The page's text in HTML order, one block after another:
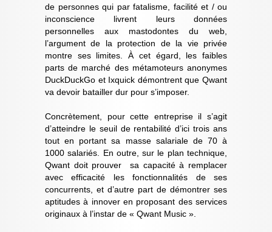
de personnes qui par fatalisme, facilité et / ou
inconscience livrent leurs données
personnelles aux mastodontes du web,
l’argument de la protection de la vie privée
montre ses limites. À cet égard, les faibles
parts de marché des métamoteurs anonymes
DuckDuckGo et Ixquick démontrent que Qwant
va devoir batailler dur pour s’imposer.
Concrètement, pour cette entreprise il s’agit
d’atteindre le seuil de rentabilité d’ici trois ans
tout en portant sa masse salariale de 70 à
1000 salariés. En outre, sur le plan technique,
Qwant doit prouver sa capacité à remplacer
avec efficacité les fonctionnalités de ses
concurrents, et d’autre part de démontrer ses
aptitudes à innover en proposant des services
originaux à l’instar de « Qwant Music ».